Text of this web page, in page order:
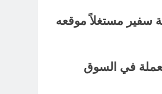
سفير مستغلاً موقعه
في السوق